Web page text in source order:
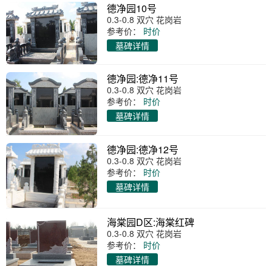
德净园10号
0.3-0.8 双穴 花岗岩
参考价：
时价
墓碑详情
德净园:德净11号
0.3-0.8 双穴 花岗岩
参考价：
时价
墓碑详情
德净园:德净12号
0.3-0.8 双穴 花岗岩
参考价：
时价
墓碑详情
海棠园D区:海棠红碑
0.3-0.8 双穴 花岗岩
参考价：
时价
墓碑详情